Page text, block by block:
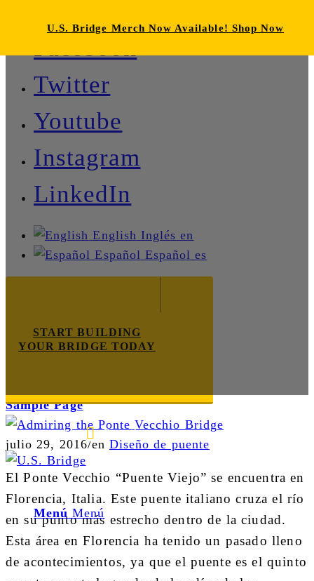
Facebook
Twitter
Youtube
Instagram
LinkedIn
English Inglés en
Español Español es
START BUILDING
YOUR BRIDGE TODAY
888-872-7434 E-mail us
Menú Menú
Sample Page
julio 29, 2016/enDiseño de puente
El Ponte Vecchio “Puente Viejo” se encuentra en
Florencia, Italia. Este puente italiano cruza el río
en su punto más estrecho dentro de la ciudad.
Esta área en Florencia ha tenido un pasado lleno
de acontecimientos, ya que el puente es el quinto
U.S. Bridge Merch Now Available! Shop Now